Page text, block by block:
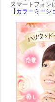
スマートフォン
【カラーミーシ